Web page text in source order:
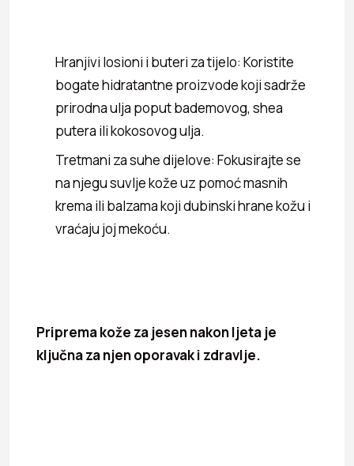
Hranjivi losioni i buteri za tijelo: Koristite
bogate hidratantne proizvode koji sadrže
prirodna ulja poput bademovog, shea
putera ili kokosovog ulja.
Tretmani za suhe dijelove: Fokusirajte se
na njegu suvlje kože uz pomoć masnih
krema ili balzama koji dubinski hrane kožu i
vraćaju joj mekoću.
Priprema kože za jesen nakon ljeta je
ključna za njen oporavak i zdravlje.